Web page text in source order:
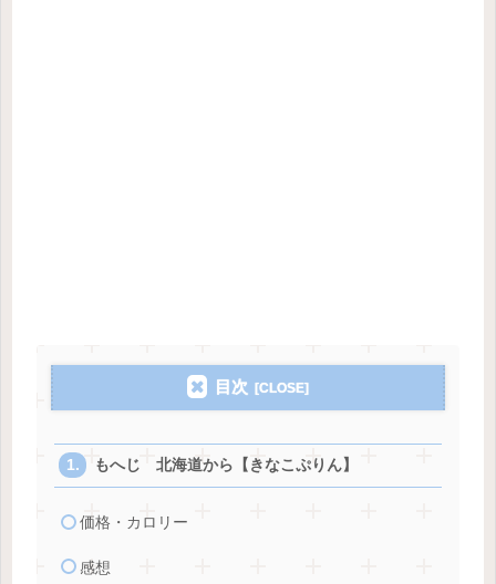
目次
もへじ 北海道から【きなこぷりん】
価格・カロリー
感想